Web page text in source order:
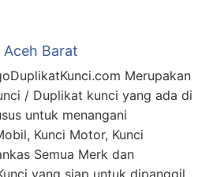
Barat
Merupakan
/ Duplikat kunci yang ada di
untuk menangani
Kunci Motor, Kunci
Semua Merk dan
yang siap untuk dipanggil